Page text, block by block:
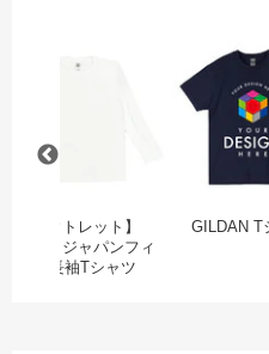
ドマックスウェイト ポケットTシ
スーパーライトTシャツ
【アウトレット】
GILDAN ジャパンフィ
ット長袖Tシャツ
【アウトレ
GILDAN T